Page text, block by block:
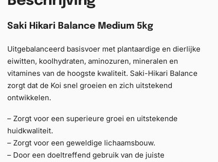
Saki Hikari Balance Medium 5kg
Uitgebalanceerd basisvoer met plantaardige en dierlijke
eiwitten, koolhydraten, aminozuren, mineralen en
vitamines van de hoogste kwaliteit. Saki-Hikari Balance
zorgt dat de Koi snel groeien en zich uitstekend
ontwikkelen.
– Zorgt voor een superieure groei en uitstekende
huidkwaliteit.
– Zorgt voor een geweldige lichaamsbouw.
– Door een doeltreffend gebruik van de juiste